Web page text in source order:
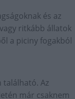
és az
ritkább állatok
a piciny fogakból
található. Az
már csaknem